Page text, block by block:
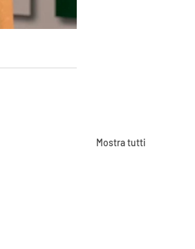
Mostra tutti